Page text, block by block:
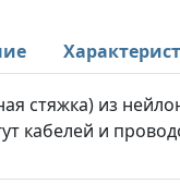
стяжка) из
кабелей и